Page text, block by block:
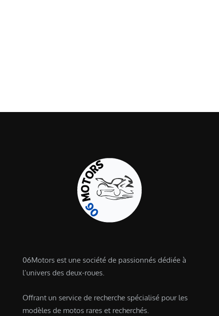
06Motors est une société de passionnés dédiée à
l’univers des deux-roues.
Offrant un service de recherche spécialisé pour les
modèles de motos rares et recherchés.